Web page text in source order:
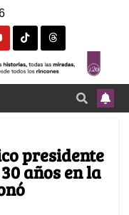
presidente
años en la